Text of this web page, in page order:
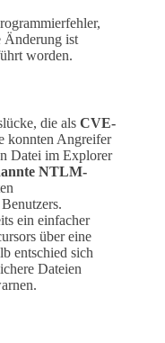
Änderung ist
worden.
die als CVE-
konnten Angreifer
Datei im Explorer
NTLM-
ein einfacher
über eine
entschied sich
Dateien